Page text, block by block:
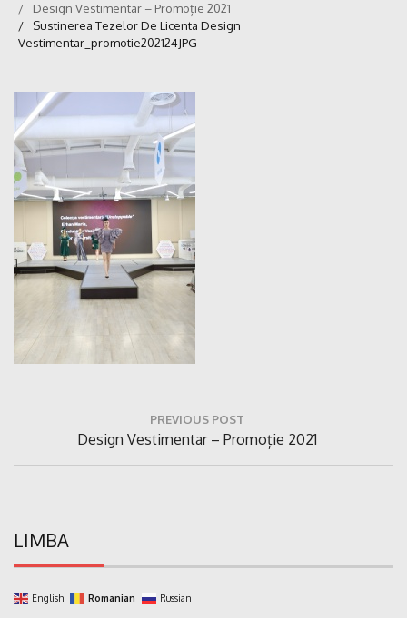
Design Vestimentar – Promoție 2021
Sustinerea Tezelor De Licenta Design
Vestimentar_promotie202124JPG
PREVIOUS POST
Previous
Post:
Design Vestimentar – Promoție 2021
LIMBA
English Romanian Russian